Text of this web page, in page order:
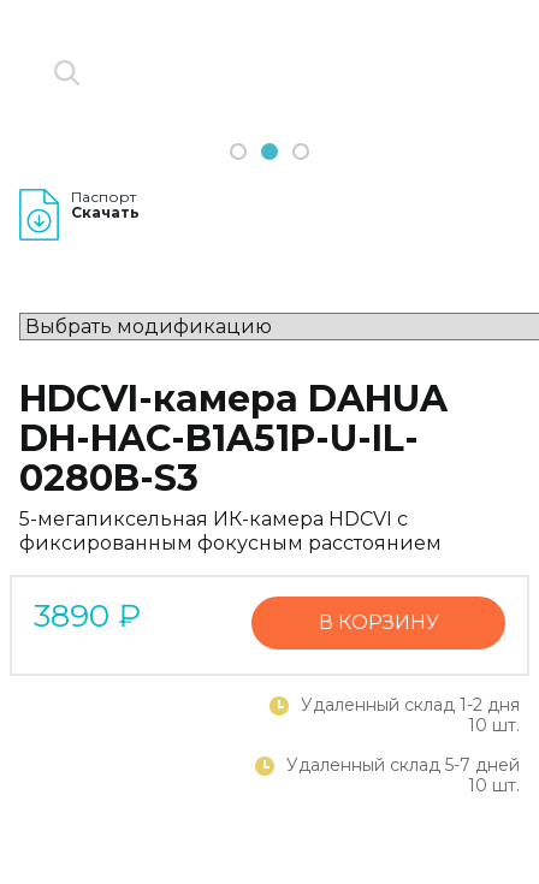
1 2 3
Паспорт
Скачать
HDCVI-камера DAHUA
DH-HAC-B1A51P-U-IL-
0280B-S3
5-мегапиксельная ИК-камера HDCVI с
фиксированным фокусным расстоянием
3890 ₽ В КОРЗИНУ
Удаленный склад 1-2 дня
10 шт.
Удаленный склад 5-7 дней
10 шт.